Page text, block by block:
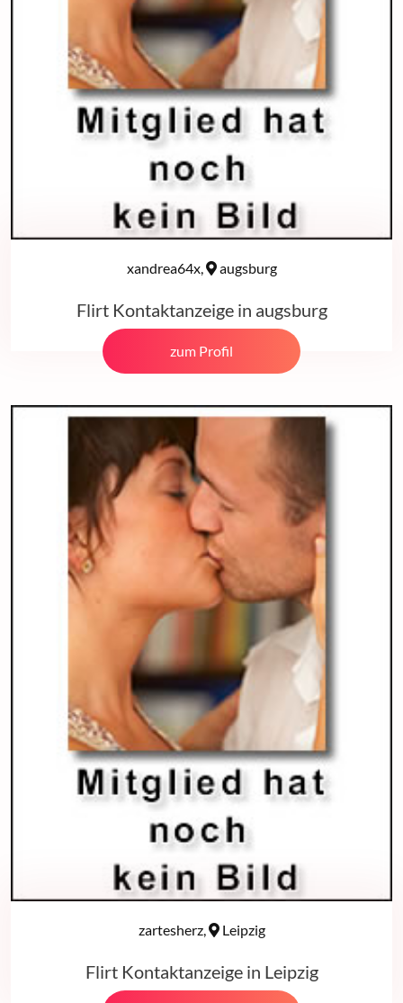
xandrea64x, augsburg
Flirt Kontaktanzeige in augsburg
zum Profil
zartesherz, Leipzig
Flirt Kontaktanzeige in Leipzig